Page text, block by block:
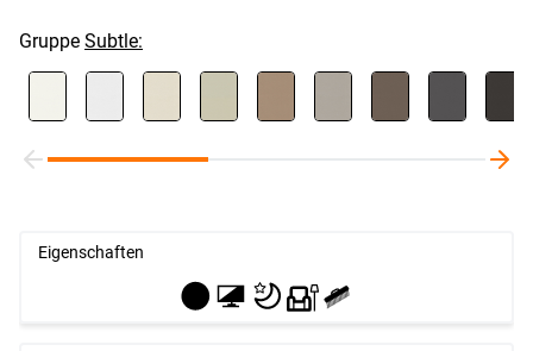
Gruppe Subtle:
Eigenschaften